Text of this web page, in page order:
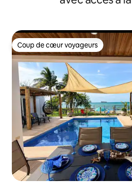
Coup de cœur voyageurs
Coup de cœur voyageurs